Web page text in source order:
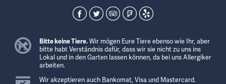
Bitte keine Tiere.Wir mögen Eure Tiere ebenso wie Ihr, aber
bitte habt Verständnis dafür, dass wir sie nicht zu uns ins
Lokal und in den Garten lassen können, da bei uns Allergiker
arbeiten.
Wir akzeptieren auch Bankomat, Visa und Mastercard.